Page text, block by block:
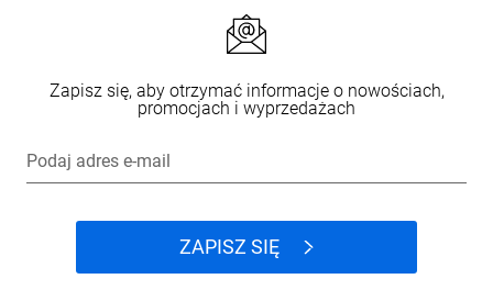
Zapisz się, aby otrzymać informacje o nowościach,
promocjach i wyprzedażach
Podaj adres e-mail
ZAPISZ SIĘ